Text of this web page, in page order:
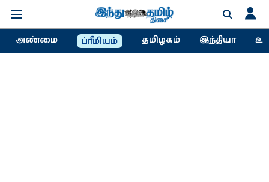
அண்மை ப்ரீமியம் தமிழகம் இந்தியா